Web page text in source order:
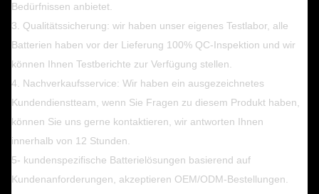
Bedürfnissen anbietet.
3. Qualitätssicherung: wir haben unser eigenes Testlabor, alle
Batterien haben vor der Lieferung 100% QC-Inspektion und wir
können Ihnen Testberichte zur Verfügung stellen.
4. Nachverkaufsservice: Wir haben ein ausgezeichnetes
Kundendienstteam, wenn Sie Fragen zu diesem Produkt haben,
können Sie uns gerne kontaktieren, wir antworten Ihnen
innerhalb von 12 Stunden.
5- kundenspezifische Batterielösungen basierend auf
Kundenanforderungen, akzeptieren OEM/ODM-Bestellungen.